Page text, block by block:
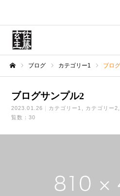
ブログ カテゴリー1 ブロ
ブログサンプル2
2023.01.26 カテゴリー1 カテゴリー2
覧数：30